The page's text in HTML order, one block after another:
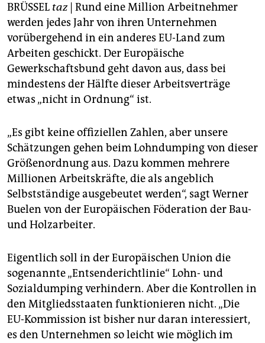
genossenschaft
epaper login
BRÜSSEL taz | Rund eine Million Arbeitnehmer
werden jedes Jahr von ihren Unternehmen
vorübergehend in ein anderes EU-Land zum
Arbeiten geschickt. Der Europäische
Gewerkschaftsbund geht davon aus, dass bei
mindestens der Hälfte dieser Arbeitsverträge
etwas „nicht in Ordnung“ ist.
„Es gibt keine offiziellen Zahlen, aber unsere
Schätzungen gehen beim Lohndumping von dieser
Größenordnung aus. Dazu kommen mehrere
Millionen Arbeitskräfte, die als angeblich
Selbstständige ausgebeutet werden“, sagt Werner
Buelen von der Europäischen Föderation der Bau-
und Holzarbeiter.
Eigentlich soll in der Europäischen Union die
sogenannte „Entsenderichtlinie“ Lohn- und
Sozialdumping verhindern. Aber die Kontrollen in
den Mitgliedsstaaten funktionieren nicht. „Die
EU-Kommission ist bisher nur daran interessiert,
es den Unternehmen so leicht wie möglich im